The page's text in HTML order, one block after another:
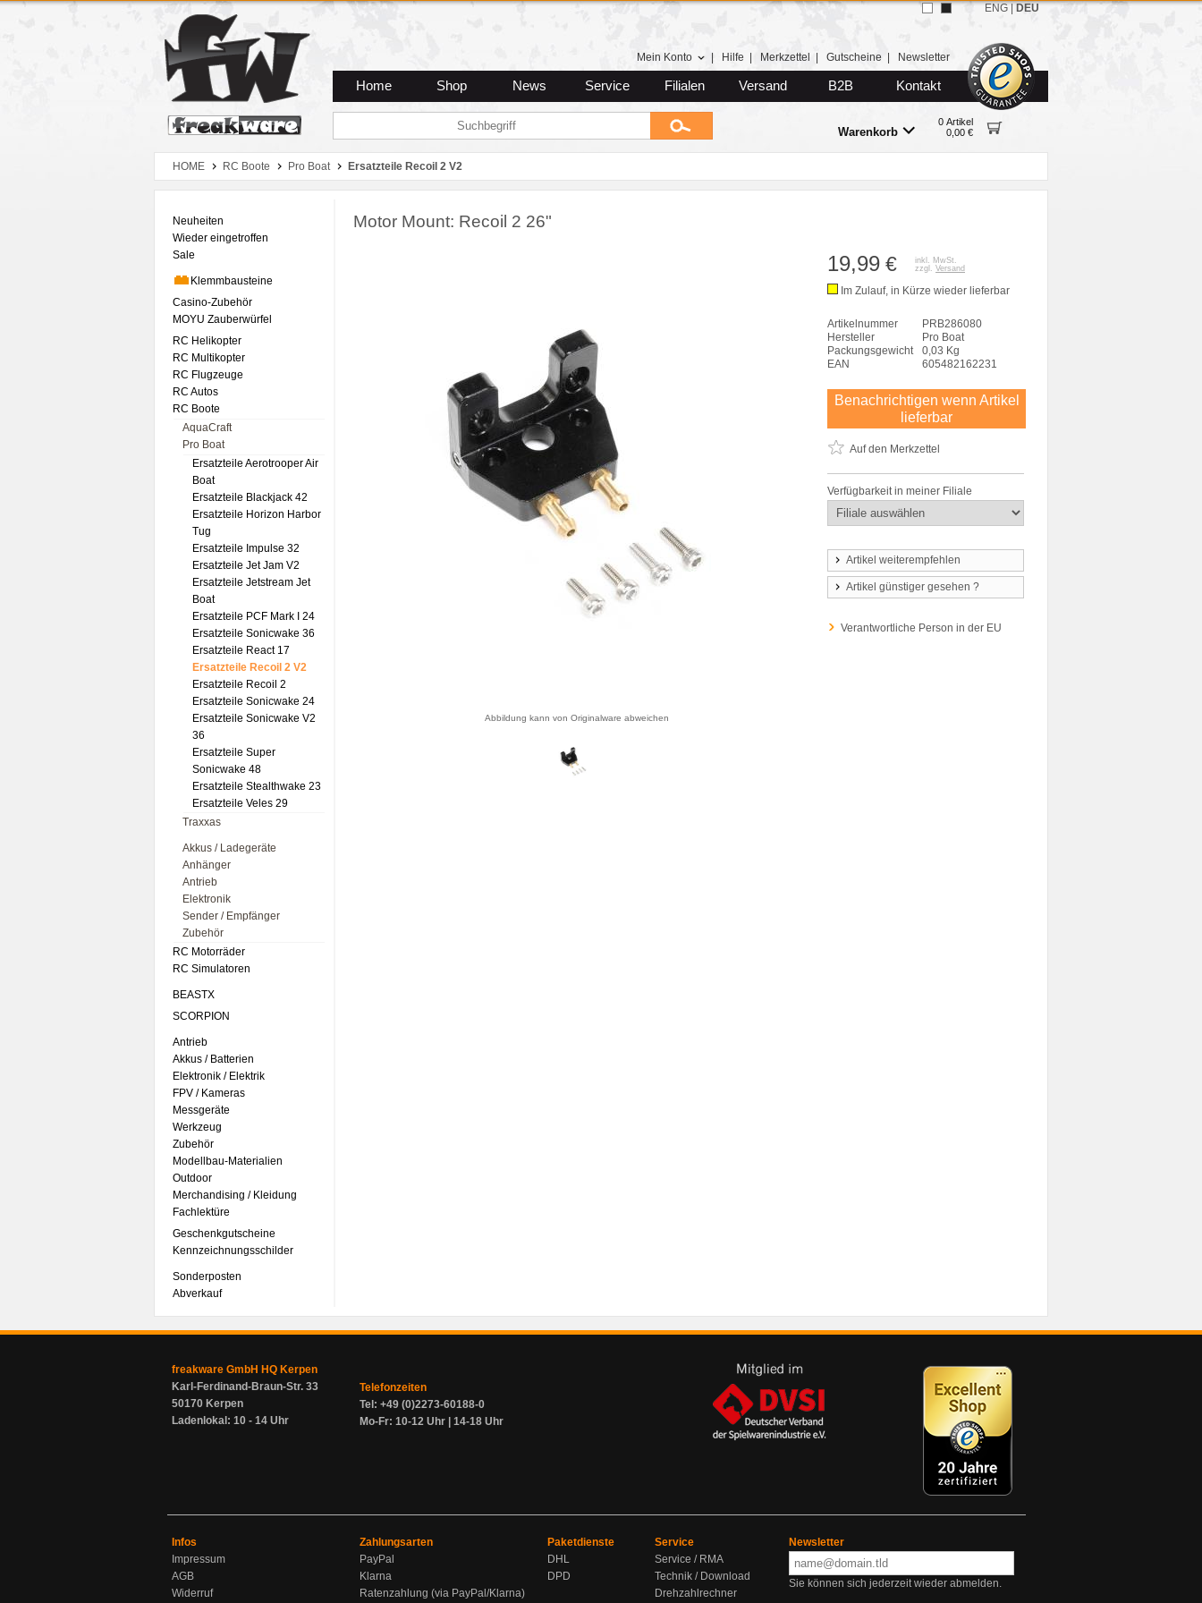
Zum Hauptmenue
Zum Seiteninhalt
Zum Warenkob
Mein Konto Hilfe Merkzettel Gutscheine Newsletter
Home Shop News Service Filialen Versand B2B Kontakt
Warenkorb
0 Artikel
0,00 €
ENG DEU
HOME RC Boote Pro Boat Ersatzteile Recoil 2 V2
Neuheiten
Wieder eingetroffen
Sale
Klemmbausteine
Casino-Zubehör
MOYU Zauberwürfel
RC Helikopter
RC Multikopter
RC Flugzeuge
RC Autos
RC Boote
AquaCraft
Pro Boat
Ersatzteile Aerotrooper Air
Boat
Ersatzteile Blackjack 42
Ersatzteile Horizon Harbor
Tug
Ersatzteile Impulse 32
Ersatzteile Jet Jam V2
Ersatzteile Jetstream Jet
Boat
Ersatzteile PCF Mark I 24
Ersatzteile Sonicwake 36
Ersatzteile React 17
Ersatzteile Recoil 2 V2
Ersatzteile Recoil 2
Ersatzteile Sonicwake 24
Ersatzteile Sonicwake V2
36
Ersatzteile Super
Sonicwake 48
Ersatzteile Stealthwake 23
Ersatzteile Veles 29
Traxxas
Akkus / Ladegeräte
Anhänger
Antrieb
Elektronik
Sender / Empfänger
Zubehör
RC Motorräder
RC Simulatoren
BEASTX
SCORPION
Antrieb
Akkus / Batterien
Elektronik / Elektrik
FPV / Kameras
Messgeräte
Werkzeug
Zubehör
Modellbau-Materialien
Outdoor
Merchandising / Kleidung
Fachlektüre
Geschenkgutscheine
Kennzeichnungsschilder
Sonderposten
Abverkauf
Motor Mount: Recoil 2 26"
Abbildung kann von Originalware abweichen
19,99 €
inkl. MwSt.
zzgl. Versand
Im Zulauf, in Kürze wieder lieferbar
Artikelnummer
PRB286080
Hersteller
Pro Boat
Packungsgewicht
0,03 Kg
EAN
605482162231
Benachrichtigen wenn Artikel
lieferbar
Auf den Merkzettel
Verfügbarkeit in meiner Filiale
Artikel weiterempfehlen
Artikel günstiger gesehen ?
Verantwortliche Person in der EU
freakware GmbH HQ Kerpen
Karl-Ferdinand-Braun-Str. 33
50170 Kerpen
Ladenlokal: 10 - 14 Uhr
Telefonzeiten
Tel: +49 (0)2273-60188-0
Mo-Fr: 10-12 Uhr | 14-18 Uhr
Infos
Impressum
AGB
Widerruf
Zahlungsarten
PayPal
Klarna
Ratenzahlung (via PayPal/Klarna)
Paketdienste
DHL
DPD
Service
Service / RMA
Technik / Download
Drehzahlrechner
Newsletter
Sie können sich jederzeit wieder abmelden.